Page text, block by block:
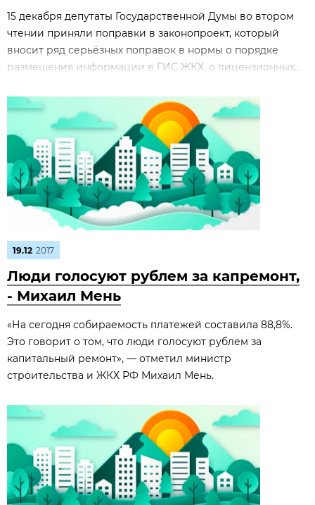
15 декабря депутаты Государственной Думы во втором
чтении приняли поправки в законопроект, который
вносит ряд серьёзных поправок в нормы о порядке
размещения информации в ГИС ЖКХ, о лицензионных...
19.12 2017
Люди голосуют рублем за капремонт,
- Михаил Мень
«На сегодня собираемость платежей составила 88,8%.
Это говорит о том, что люди голосуют рублем за
капитальный ремонт», — отметил министр
строительства и ЖКХ РФ Михаил Мень.